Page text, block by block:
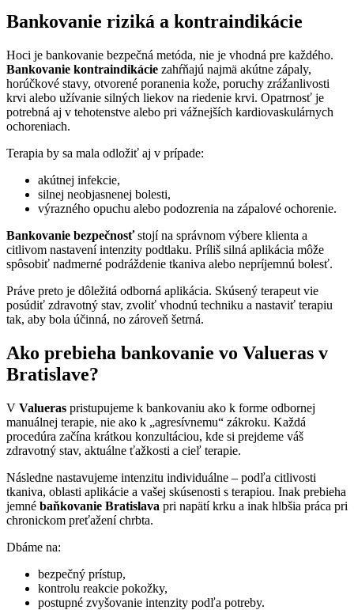
Bankovanie riziká a kontraindikácie
Hoci je bankovanie bezpečná metóda, nie je vhodná pre každého.
Bankovanie kontraindikácie zahŕňajú najmä akútne zápaly,
horúčkové stavy, otvorené poranenia kože, poruchy zrážanlivosti
krvi alebo užívanie silných liekov na riedenie krvi. Opatrnosť je
potrebná aj v tehotenstve alebo pri vážnejších kardiovaskulárnych
ochoreniach.
Terapia by sa mala odložiť aj v prípade:
akútnej infekcie,
silnej neobjasnenej bolesti,
výrazného opuchu alebo podozrenia na zápalové ochorenie.
Bankovanie bezpečnosťstojí na správnom výbere klienta a
citlivom nastavení intenzity podtlaku. Príliš silná aplikácia môže
spôsobiť nadmerné podráždenie tkaniva alebo nepríjemnú bolesť.
Práve preto je dôležitá odborná aplikácia. Skúsený terapeut vie
posúdiť zdravotný stav, zvoliť vhodnú techniku a nastaviť terapiu
tak, aby bola účinná, no zároveň šetrná.
Ako prebieha bankovanie vo Valueras v
Bratislave?
V Valueras pristupujeme k bankovaniu ako k forme odbornej
manuálnej terapie, nie ako k „agresívnemu“ zákroku. Každá
procedúra začína krátkou konzultáciou, kde si prejdeme váš
zdravotný stav, aktuálne ťažkosti a cieľ terapie.
Následne nastavujeme intenzitu individuálne – podľa citlivosti
tkaniva, oblasti aplikácie a vašej skúsenosti s terapiou. Inak prebieha
jemné baňkovanie Bratislava pri napätí krku a inak hlbšia práca pri
chronickom preťažení chrbta.
Dbáme na:
bezpečný prístup,
kontrolu reakcie pokožky,
postupné zvyšovanie intenzity podľa potreby.